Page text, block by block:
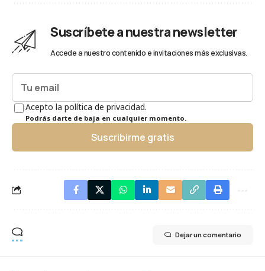
Suscríbete a nuestra newsletter
Accede a nuestro contenido e invitaciones más exclusivas.
Acepto la política de privacidad.
Podrás darte de baja en cualquier momento.
Suscribirme gratis
Dejar un comentario